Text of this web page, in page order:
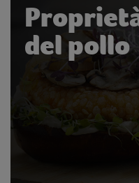
del pollo